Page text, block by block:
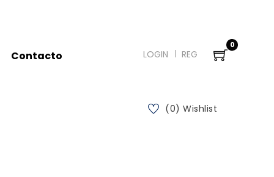
Contacto LOGIN REG
0
(0) Wishlist